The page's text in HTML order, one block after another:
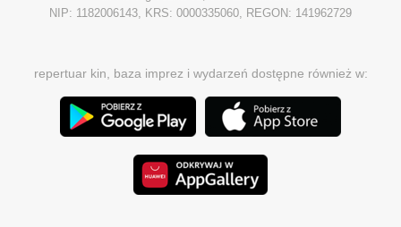
NIP: 1182006143, KRS: 0000335060, REGON: 141962729
repertuar kin, baza imprez i wydarzeń dostępne również w: